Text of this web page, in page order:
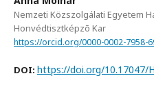
Nemzeti Közszolgálati Egyetem
Honvédtisztképzõ Kar
https://orcid.org/0000-0002-7958-
DOI: https://doi.org/10.17047/